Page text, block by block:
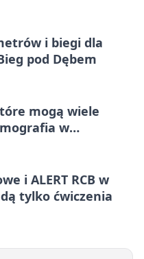
i biegi dla
pod Dębem
mogą wiele
w
i ALERT RCB w
tylko ćwiczenia